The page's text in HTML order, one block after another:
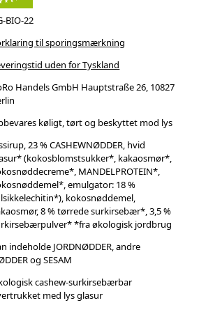
BIO-22
til sporingsmærkning
uden for Tyskland
Handels GmbH Hauptstraße 26, 10827
køligt, tørt og beskyttet mod lys
23 % CASHEWNØDDER, hvid
(kokosblomstsukker*, kakaosmør*,
MANDELPROTEIN*,
emulgator: 18 %
kokosnøddemel,
8 % tørrede surkirsebær*, 3,5 %
*fra økologisk jordbrug
indeholde JORDNØDDER, andre
og SESAM
cashew-surkirsebærbar
med lys glasur